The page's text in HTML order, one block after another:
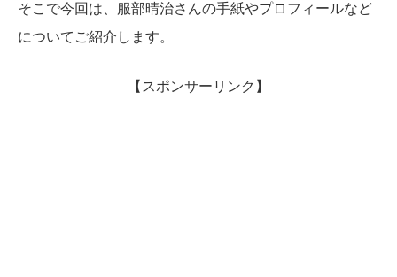
そこで今回は、服部晴治さんの手紙やプロフィールなど
についてご紹介します。
【スポンサーリンク】